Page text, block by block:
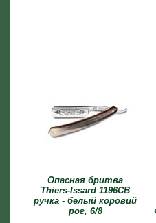
Опасная бритва
Thiers-Issard 1196CB
ручка - белый коровий
рог, 6/8